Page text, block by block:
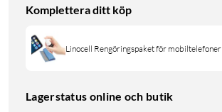
Komplettera ditt köp
Linocell Rengöringspaket för mobiltelefoner
Lagerstatus online och butik